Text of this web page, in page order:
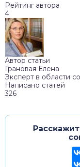
Рейтинг автора
4
Автор статьи
Грановая Елена
Эксперт в области
Написано статей
326